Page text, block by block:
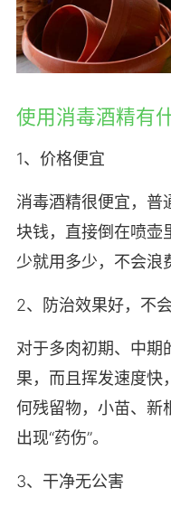
使用消毒酒精有
1、价格便宜
消毒酒精很便宜，普
块钱，直接倒在喷壶
少就用多少，不会浪
2、防治效果好，不
对于多肉初期、中期
果，而且挥发速度快
何残留物，小苗、新
出现“药伤”。
3、干净无公害